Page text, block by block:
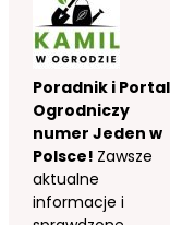
Poradnik i Portal
Ogrodniczy
numer Jeden w
Polsce! Zawsze
aktualne
informacje i